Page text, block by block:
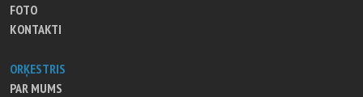
FOTO
KONTAKTI
ORĶESTRIS
PAR MUMS